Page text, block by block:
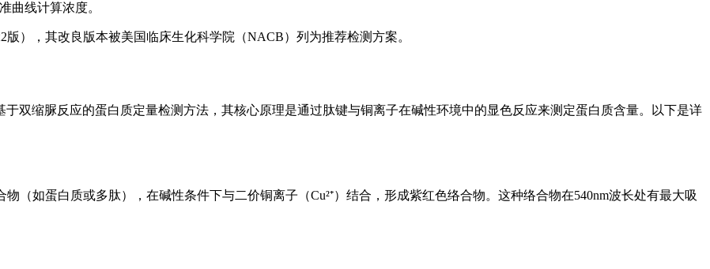
曲线计算浓度。
），其改良版本被美国临床生化科学院（NACB）列为推荐检测方案。
双缩脲反应的蛋白质定量检测方法，其核心原理是通过肽键与铜离子在碱性环境中的显色反应来测定蛋白质含量。以下是详
如蛋白质或多肽），在碱性条件下与二价铜离子（Cu²⁺）结合，形成紫红色络合物。这种络合物在540nm波长处有最大吸